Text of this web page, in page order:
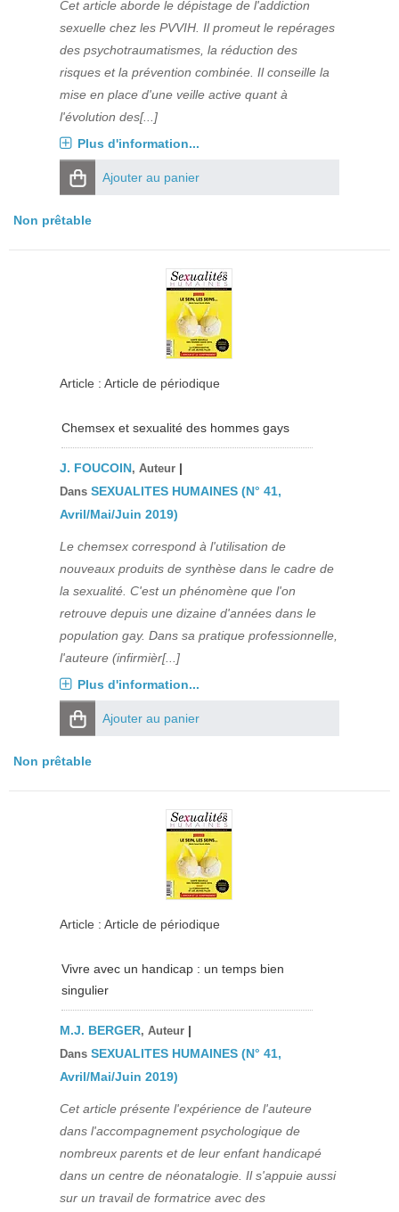
Cet article aborde le dépistage de l'addiction
sexuelle chez les PVVIH. Il promeut le repérages
des psychotraumatismes, la réduction des
risques et la prévention combinée. Il conseille la
mise en place d'une veille active quant à
l'évolution des[...]
Plus d'information...
Ajouter au panier
Non prêtable
Article : Article de périodique
Chemsex et sexualité des hommes gays
J. FOUCOIN, Auteur |
DansSEXUALITES HUMAINES (N° 41,
Avril/Mai/Juin 2019)
Le chemsex correspond à l'utilisation de
nouveaux produits de synthèse dans le cadre de
la sexualité. C'est un phénomène que l'on
retrouve depuis une dizaine d'années dans le
population gay. Dans sa pratique professionnelle,
l'auteure (infirmièr[...]
Plus d'information...
Ajouter au panier
Non prêtable
Article : Article de périodique
Vivre avec un handicap : un temps bien
singulier
M.J. BERGER, Auteur |
DansSEXUALITES HUMAINES (N° 41,
Avril/Mai/Juin 2019)
Cet article présente l'expérience de l'auteure
dans l'accompagnement psychologique de
nombreux parents et de leur enfant handicapé
dans un centre de néonatalogie. Il s'appuie aussi
sur un travail de formatrice avec des